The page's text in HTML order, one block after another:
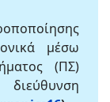
μέσω
(ΠΣ)